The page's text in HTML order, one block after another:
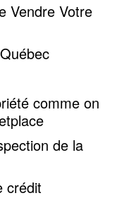
Vendre Votre
comme on
de la
crédit